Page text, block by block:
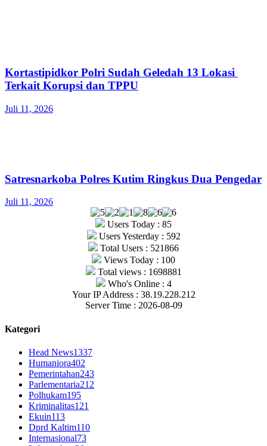
Kortastipidkor Polri Sudah Geledah 13 Lokasi
Terkait Korupsi dan TPPU
Juli 11, 2026
Satresnarkoba Polres Kutim Ringkus Dua Pengedar
Juli 11, 2026
Users Today : 85
Users Yesterday : 592
Total Users : 521866
Views Today : 100
Total views : 1698881
Who's Online : 4
Your IP Address : 38.19.228.212
Server Time : 2026-08-09
Kategori
Head News1337
Humaniora402
Pemerintahan243
Parlementaria212
Polhukam195
Kriminalitas121
Ekuin113
Dprd Kaltim110
Internasional73